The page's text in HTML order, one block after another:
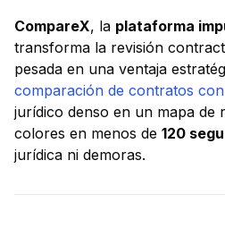
CompareX, la plataforma
transforma la revisión
pesada en una ventaja
comparación de contratos
jurídico denso en un mapa de
colores en menos de 120
jurídica ni demoras.